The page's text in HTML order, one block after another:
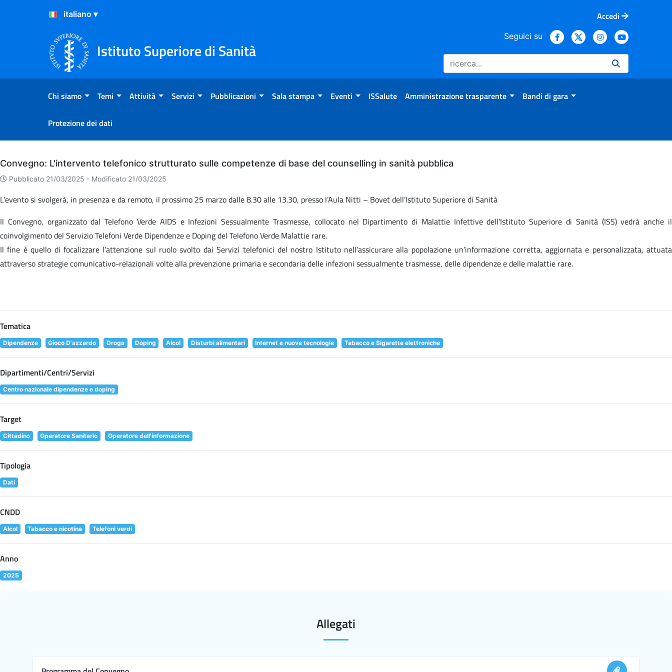
Salta al Contenuto
Salta al Footer
Accedi
Istituto Superiore di Sanità
Seguici su
Chi siamo Temi Attività Servizi Pubblicazioni Sala stampa Eventi ISSalute Amministrazione trasparente Bandi di gara
Protezione dei dati
Archivio
Convegno: L'intervento telefonico strutturato sulle competenze di base del counselling in sanità pubblica
Pubblicato 21/03/2025 - Modificato 21/03/2025
L’evento si svolgerà, in presenza e da remoto, il prossimo 25 marzo dalle 8.30 alle 13.30, presso l’Aula Nitti – Bovet dell’Istituto Superiore di Sanità
Il Convegno, organizzato dal Telefono Verde AIDS e Infezioni Sessualmente Trasmesse, collocato nel Dipartimento di Malattie Infettive dell’Istituto Superiore di Sanità (ISS) vedrà anche il
coinvolgimento del Servizio Telefoni Verde Dipendenze e Doping del Telefono Verde Malattie rare.
Il fine è quello di focalizzare l’attenzione sul ruolo svolto dai Servizi telefonici del nostro Istituto nell’assicurare alla popolazione un’informazione corretta, aggiornata e personalizzata, attuata
attraverso strategie comunicativo-relazionali volte alla prevenzione primaria e secondaria delle infezioni sessualmente trasmesse, delle dipendenze e delle malattie rare.
Tematica
Dipendenze Gioco D'azzardo Droga Doping Alcol Disturbi alimentari Internet e nuove tecnologie Tabacco e Sigarette elettroniche
Dipartimenti/Centri/Servizi
Centro nazionale dipendenze e doping
Target
Cittadino Operatore Sanitario Operatore dell'informazione
Tipologia
Dati
CNDD
Alcol Tabacco e nicotina Telefoni verdi
Anno
2025
Allegati